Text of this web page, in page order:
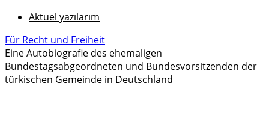
Aktuel yazılarım
Für Recht und Freiheit
Eine Autobiografie des ehemaligen
Bundestagsabgeordneten und Bundesvorsitzenden der
türkischen Gemeinde in Deutschland